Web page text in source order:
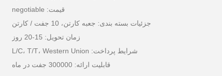
قیمت: negotiable
جزئیات بسته بندی: جعبه کارتن، 10 جفت / کارتن
زمان تحویل: 15-20 روز
شرایط پرداخت: L/C، T/T، Western Union
قابلیت ارائه: 300000 جفت در ماه